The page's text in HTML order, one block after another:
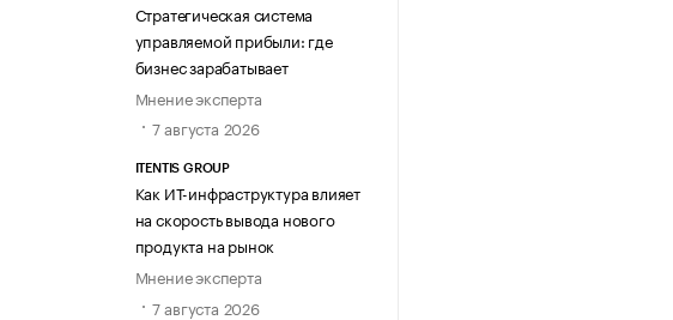
Стратегическая система
управляемой прибыли: где
бизнес зарабатывает
Мнение эксперта
7 августа 2026
ITENTIS GROUP
Как ИТ-инфраструктура влияет
на скорость вывода нового
продукта на рынок
Мнение эксперта
7 августа 2026